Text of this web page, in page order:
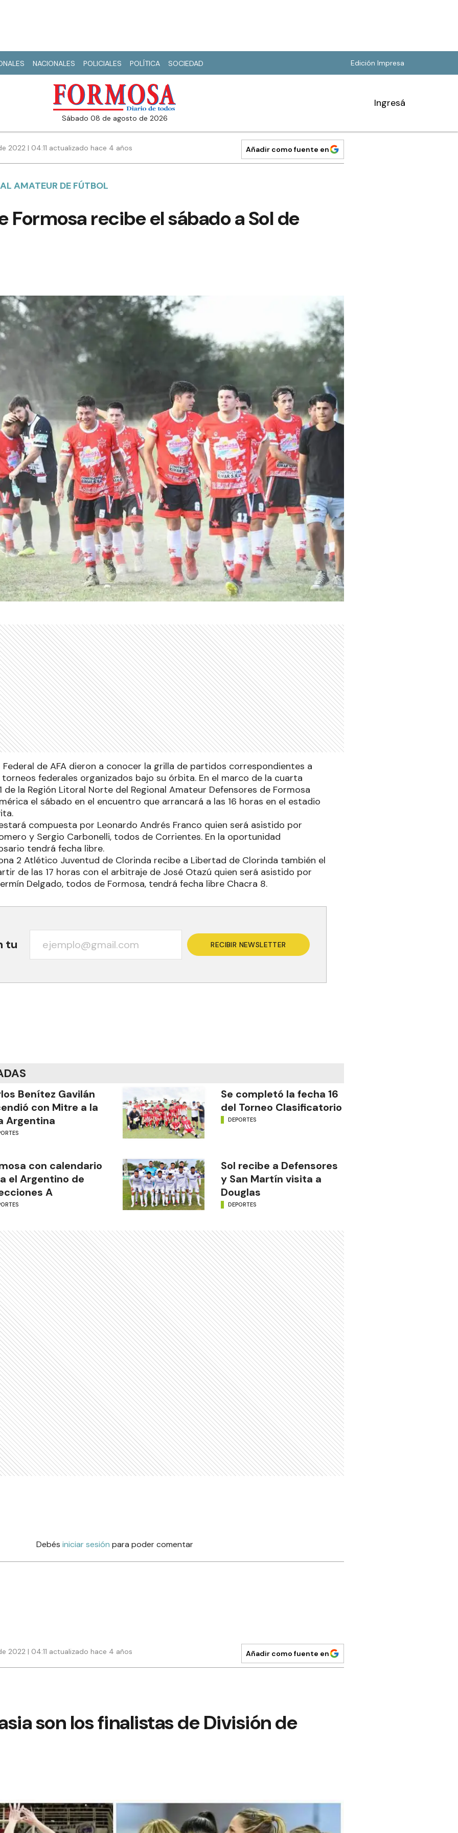
NACIONALES POLICIALES POLÍTICA SOCIEDAD Edición Impresa
sábado 08 de agosto de 2026
Ingresá
2022 | 04:11 actualizado hace 4 años Añadir como fuente en
AMATEUR DE FÚTBOL
Formosa recibe el sábado a Sol de
Federal de AFA dieron a conocer la grilla de partidos correspondientes a
federales organizados bajo su órbita. En el marco de la cuarta
de la Región Litoral Norte del Regional Amateur Defensores de Formosa
el sábado en el encuentro que arrancará a las 16 horas en el estadio
compuesta por Leonardo Andrés Franco quien será asistido por
y Sergio Carbonelli, todos de Corrientes. En la oportunidad
tendrá fecha libre.
2 Atlético Juventud de Clorinda recibe a Libertad de Clorinda también el
de las 17 horas con el arbitraje de José Otazú quien será asistido por
Delgado, todos de Formosa, tendrá fecha libre Chacra 8.
tu RECIBIR NEWSLETTER
Benítez Gavilán
con Mitre a la
Argentina
Se completó la fecha 16
del Torneo Clasificatorio
DEPORTES
con calendario
el Argentino de
A
Sol recibe a Defensores
y San Martín visita a
Douglas
DEPORTES
Debés iniciar sesión para poder comentar
2022 | 04:11 actualizado hace 4 años Añadir como fuente en
son los finalistas de División de